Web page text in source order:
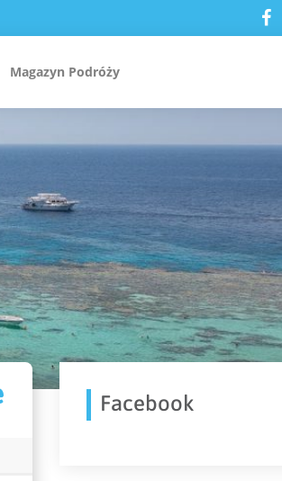
Magazyn Podróży
Facebook